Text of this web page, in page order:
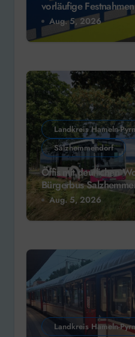
vorläufige
Aug. 5, 2026
Landkreis Hameln-
Salzhemmendorf
Öffis mit deutlichen
Bürgerbus
Aug. 5, 2026
Landkreis Hameln-